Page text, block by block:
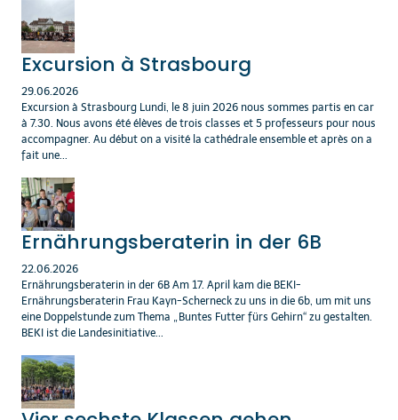
Excursion à Strasbourg
29.06.2026
Excursion à Strasbourg Lundi, le 8 juin 2026 nous sommes partis en car
à 7.30. Nous avons été élèves de trois classes et 5 professeurs pour nous
accompagner. Au début on a visité la cathédrale ensemble et après on a
fait une...
Ernährungsberaterin in der 6B
22.06.2026
Ernährungsberaterin in der 6B Am 17. April kam die BEKI-
Ernährungsberaterin Frau Kayn-Scherneck zu uns in die 6b, um mit uns
eine Doppelstunde zum Thema „Buntes Futter fürs Gehirn“ zu gestalten.
BEKI ist die Landesinitiative...